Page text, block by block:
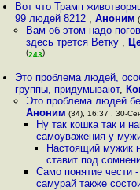
Вот что Трамп
99 людей 8212 ,Аноним
Вам об этом надо
здесь трется Ветку ,
(243)
Это проблема людей,
группы, придумывают,
Это проблема людей
Аноним (34), 16:37 , 30-
Ну так кошка так и
самоуважения у
Настоящий мужик
ставит под
Само понятие чести
самурай также